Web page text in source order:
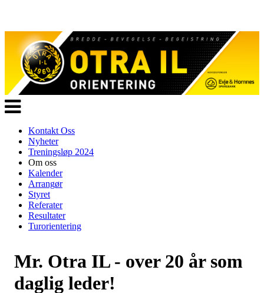
Veksle
navigasjon
Kontakt Oss
Nyheter
Treningsløp 2024
Om oss
Kalender
Arrangør
Styret
Referater
Resultater
Turorientering
Mr. Otra IL - over 20 år som
daglig leder!